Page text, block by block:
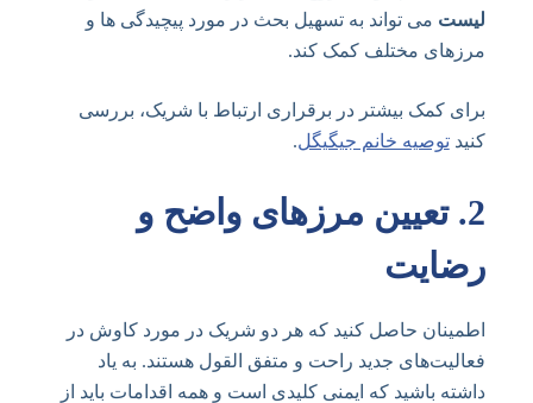
لیست می تواند به تسهیل بحث در مورد پیچیدگی ها و
مرزهای مختلف کمک کند.
برای کمک بیشتر در برقراری ارتباط با شریک، بررسی
کنیدتوصیه خانم جیگیگل.
2. تعیین مرزهای واضح و
رضایت
اطمینان حاصل کنید که هر دو شریک در مورد کاوش در
فعالیت‌های جدید راحت و متفق القول هستند. به یاد
داشته باشید که ایمنی کلیدی است و همه اقدامات باید از